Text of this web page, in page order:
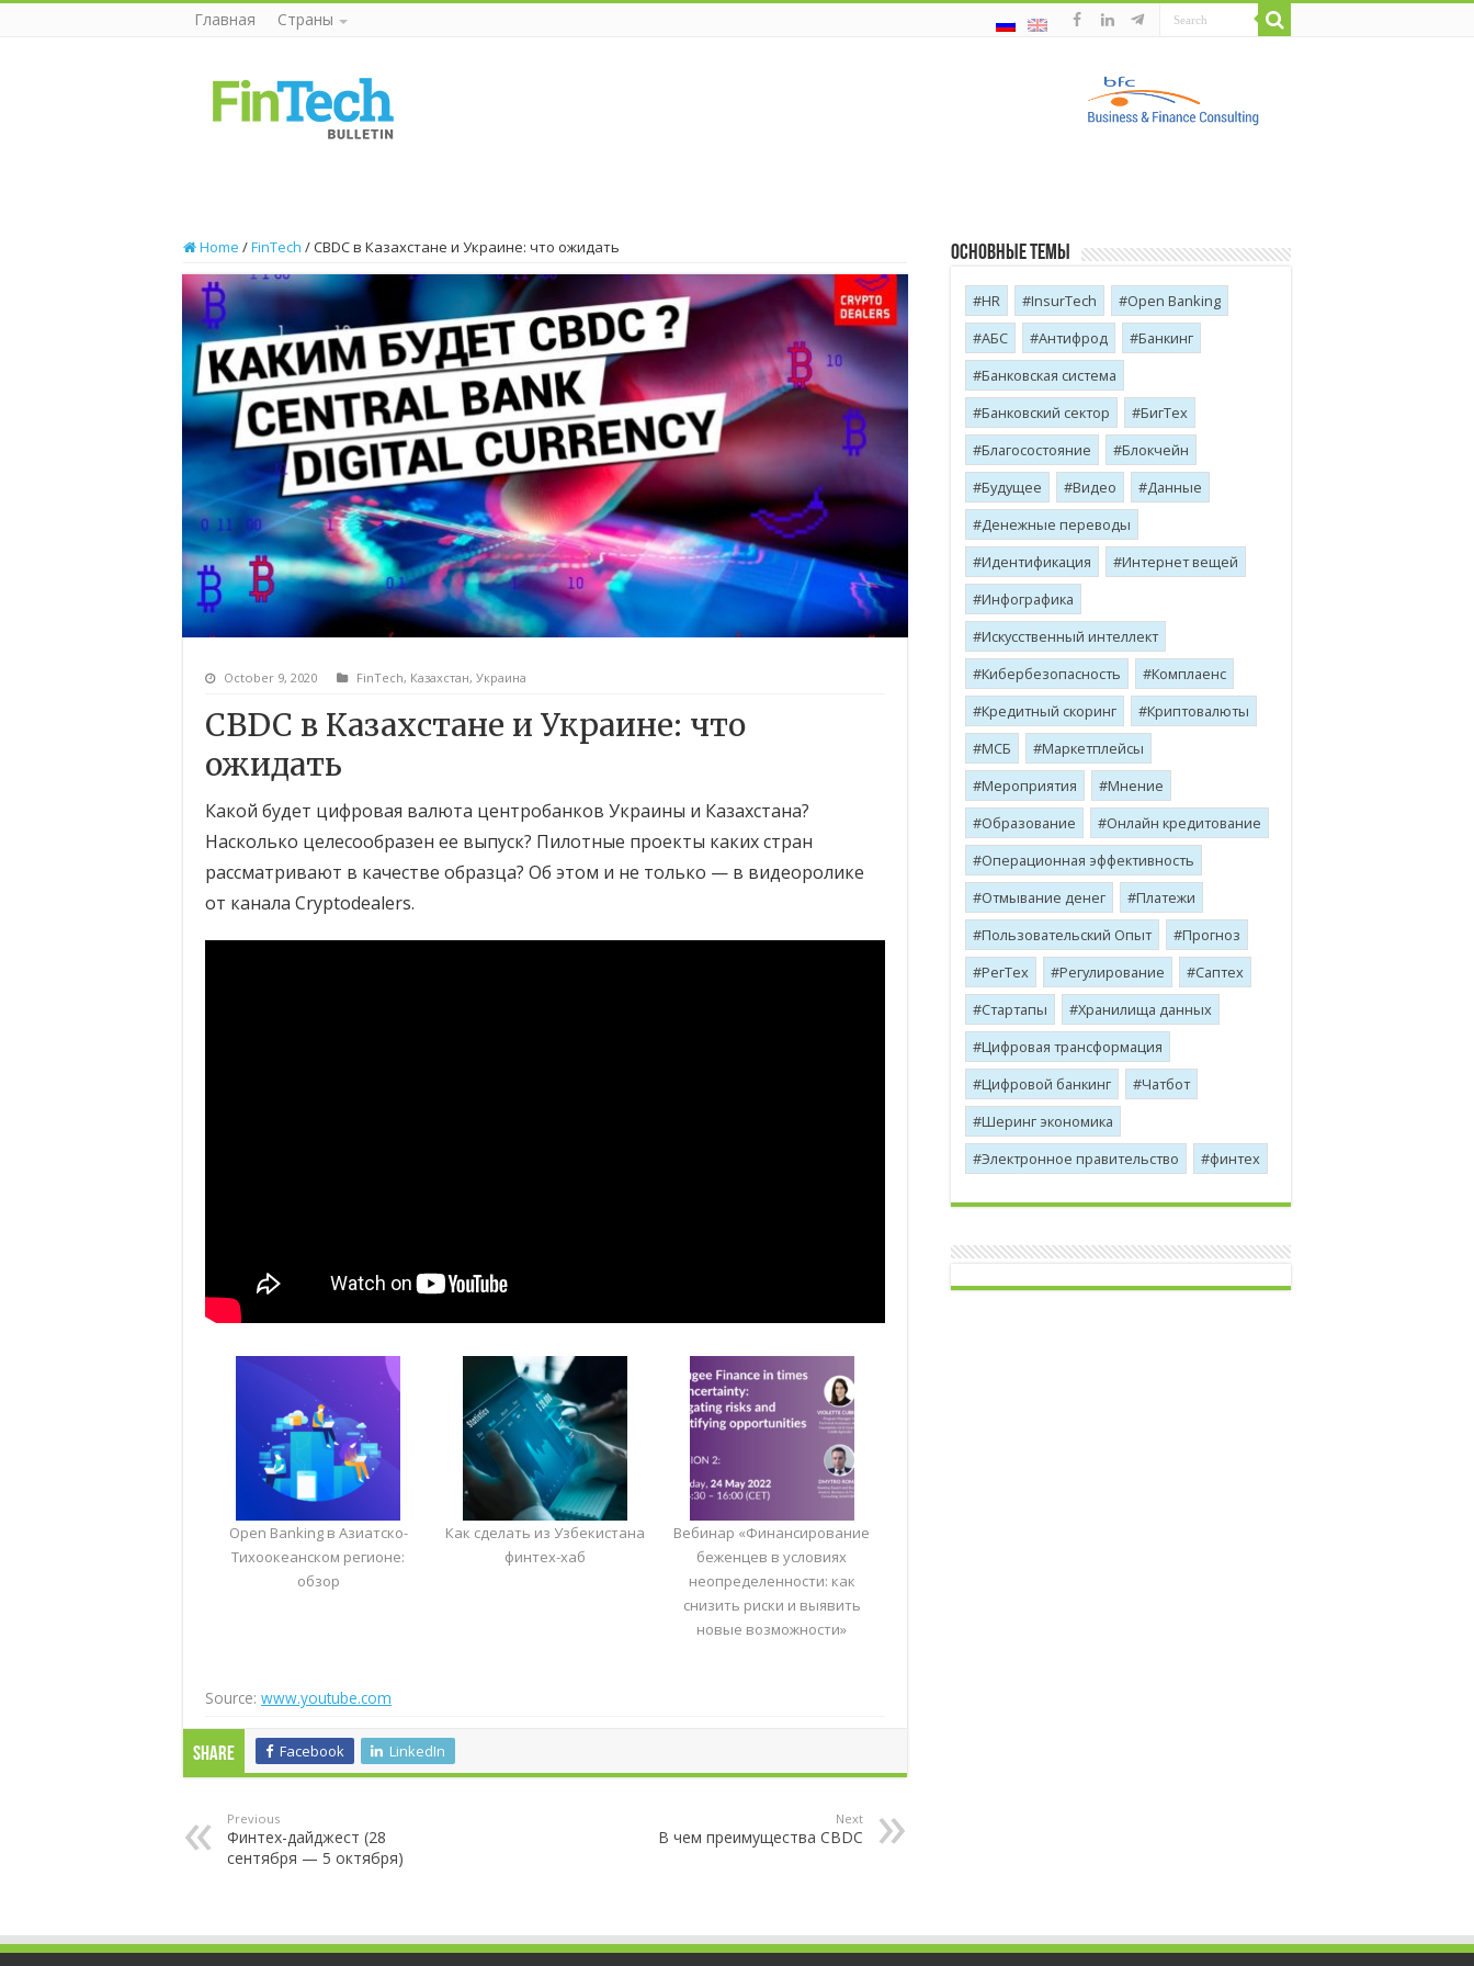
Главная Страны
Home /FinTech /CBDC в Казахстане и Украине: что ожидать
October 9, 2020 FinTech, Казахстан, Украина
CBDC в Казахстане и Украине: что
ожидать
Какой будет цифровая валюта центробанков Украины и Казахстана?
Насколько целесообразен ее выпуск? Пилотные проекты каких стран
рассматривают в качестве образца? Об этом и не только — в видеоролике
от канала Cryptodealers.
Open Banking в Азиатско-
Тихоокеанском регионе:
обзор
Как сделать из Узбекистана
финтех-хаб
Вебинар «Финансирование
беженцев в условиях
неопределенности: как
снизить риски и выявить
новые возможности»
Source: www.youtube.com
Share Facebook LinkedIn
Previous
Финтех-дайджест (28
сентября — 5 октября)
Next
В чем преимущества CBDC
Основные темы
HR InsurTech
Open Banking
АБС
Антифрод
Банкинг
Банковская система
Банковский сектор
БигТех
Благосостояние
Блокчейн
Будущее
Видео
Данные
Денежные переводы
Идентификация
Интернет вещей
Инфографика
Искусственный интеллект
Кибербезопасность
Комплаенс
Кредитный скоринг
Криптовалюты
МСБ
Маркетплейсы
Мероприятия
Мнение
Образование
Онлайн кредитование
Операционная эффективность
Отмывание денег
Платежи
Пользовательский Опыт
Прогноз
РегТех
Регулирование
Саптех
Стартапы
Хранилища данных
Цифровая трансформация
Цифровой банкинг
Чатбот
Шеринг экономика
Электронное правительство
финтех